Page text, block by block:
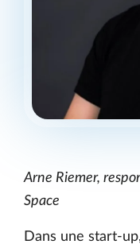
Arne Riemer,
Space
Dans une start-